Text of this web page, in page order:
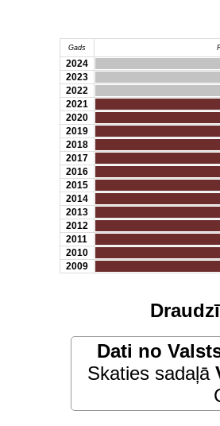
Gads
2024
2023
2022
2021
2020
2019
2018
2017
2016
2015
2014
2013
2012
2011
2010
2009
Dati no
Skaties sadaļā